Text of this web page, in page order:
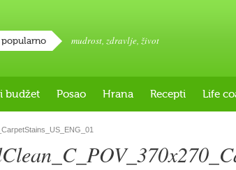
popularno mudrost, zdravlje, život
budžet Posao Hrana Recepti Life